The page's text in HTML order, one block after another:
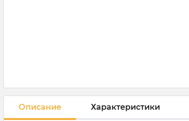
Описание Характеристики